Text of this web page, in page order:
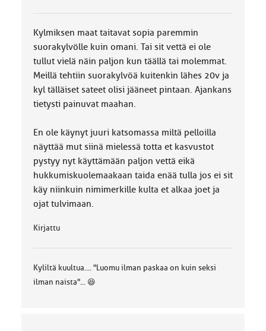
k
a
:
Kylmiksen maat taitavat sopia paremmin
suorakylvölle kuin omani. Tai sit vettä ei ole
tullut vielä näin paljon kun täällä tai molemmat.
Meillä tehtiin suorakylvöä kuitenkin lähes 20v ja
kyl tälläiset sateet olisi jääneet pintaan. Ajankans
tietysti painuvat maahan.
En ole käynyt juuri katsomassa miltä pelloilla
näyttää mut siinä mielessä totta et kasvustot
pystyy nyt käyttämään paljon vettä eikä
hukkumiskuolemaakaan taida enää tulla jos ei sit
käy niinkuin nimimerkille kulta et alkaa joet ja
ojat tulvimaan.
Kirjattu
Kyliltä kuultua.... "Luomu ilman paskaa on kuin seksi
ilman naista"... 😆